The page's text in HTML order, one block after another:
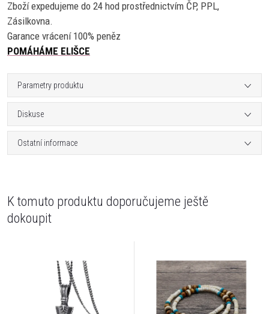
Zboží expedujeme do 24 hod prostřednictvím ČP, PPL,
Zásilkovna.
Garance vrácení 100% peněz
POMÁHÁME ELIŠCE
Parametry produktu
Diskuse
Ostatní informace
K tomuto produktu doporučujeme ještě
dokoupit